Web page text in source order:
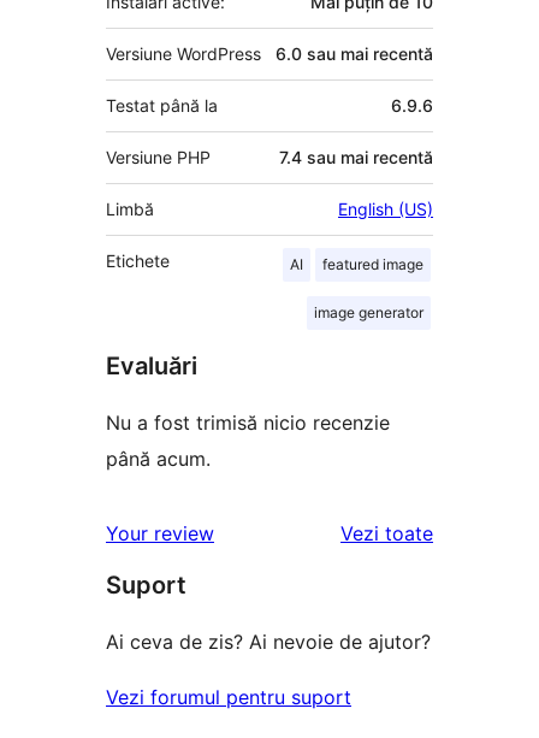
Versiune WordPress 6.0 sau mai recentă
Testat până la 6.9.6
Versiune PHP 7.4 sau mai recentă
Limbă English (US)
Etichete AI featured image
image generator
Evaluări
Nu a fost trimisă nicio recenzie
până acum.
Your review Vezi toaterecenziile
Suport
Ai ceva de zis? Ai nevoie de ajutor?
Vezi forumul pentru suport